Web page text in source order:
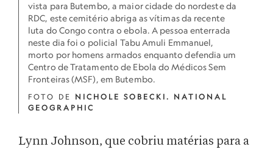
vista para Butembo, a maior cidade do nordeste da
RDC, este cemitério abriga as vítimas da recente
luta do Congo contra o ebola. A pessoa enterrada
neste dia foi o policial Tabu Amuli Emmanuel,
morto por homens armados enquanto defendia um
Centro de Tratamento de Ebola do Médicos Sem
Fronteiras (MSF), em Butembo.
FOTO DE NICHOLE SOBECKI. NATIONAL
GEOGRAPHIC
Lynn Johnson, que cobriu matérias para a